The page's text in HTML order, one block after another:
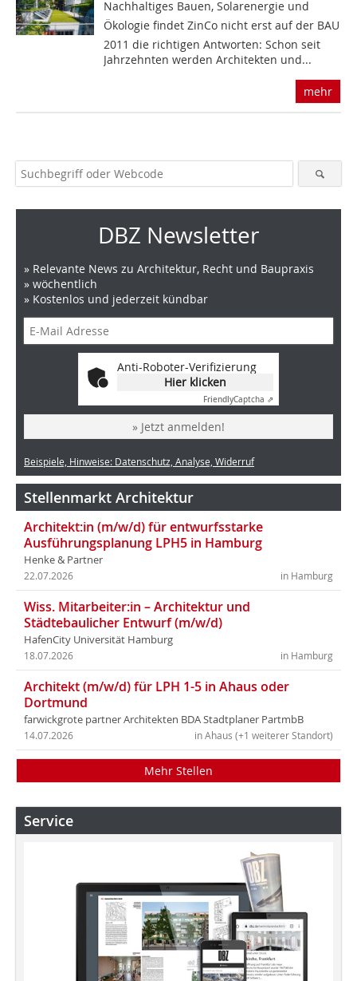
Nachhaltiges Bauen, Solarenergie und
Ökologie findet ZinCo nicht erst auf der BAU
2011 die richtigen Antworten: Schon seit
Jahrzehnten werden Architekten und...
mehr
DBZ Newsletter
» Relevante News zu Architektur, Recht und Baupraxis
» wöchentlich
» Kostenlos und jederzeit kündbar
Anti-Roboter-Verifizierung
Hier klicken
FriendlyCaptcha ⇗
» Jetzt anmelden!
Beispiele, Hinweise: Datenschutz, Analyse, Widerruf
Stellenmarkt Architektur
Architekt:in (m/w/d) für entwurfsstarke
Ausführungsplanung LPH5 in Hamburg
Henke & Partner
in Hamburg
22.07.2026
Wiss. Mitarbeiter:in – Architektur und
Städtebaulicher Entwurf (m/w/d)
HafenCity Universität Hamburg
in Hamburg
18.07.2026
Architekt (m/w/d) für LPH 1-5 in Ahaus oder
Dortmund
farwickgrote partner Architekten BDA Stadtplaner PartmbB
in Ahaus (+1 weiterer Standort)
14.07.2026
Mehr Stellen
Service